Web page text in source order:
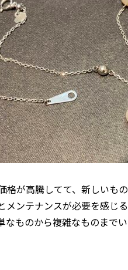
格が高騰してて、新しいも
メンテナンスが必要を感じ
なものから複雑なものまで